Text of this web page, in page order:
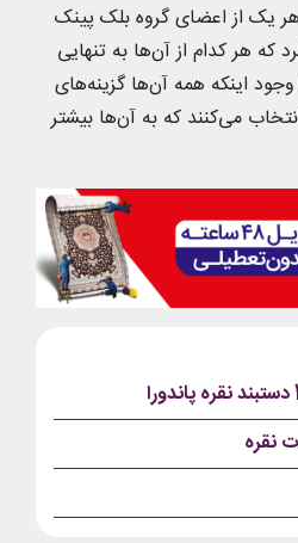
هر یک از اعضای گروه بلک پینک
که هر کدام از آن‌ها به تنهایی
اینکه همه آن‌ها گزینه‌های
انتخاب می‌کنند که به آن‌ها بیشتر
نقره